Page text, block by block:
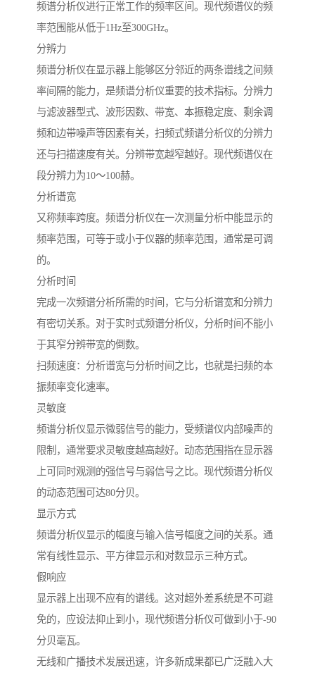
频谱分析仪进行正常工作的频率区间。现代频谱仪的频
率范围能从低于1Hz至300GHz。
分辨力
频谱分析仪在显示器上能够区分邻近的两条谱线之间频
率间隔的能力，是频谱分析仪重要的技术指标。分辨力
与滤波器型式、波形因数、带宽、本振稳定度、剩余调
频和边带噪声等因素有关，扫频式频谱分析仪的分辨力
还与扫描速度有关。分辨带宽越窄越好。现代频谱仪在
段分辨力为10～100赫。
分析谱宽
又称频率跨度。频谱分析仪在一次测量分析中能显示的
频率范围，可等于或小于仪器的频率范围，通常是可调
的。
分析时间
完成一次频谱分析所需的时间，它与分析谱宽和分辨力
有密切关系。对于实时式频谱分析仪，分析时间不能小
于其窄分辨带宽的倒数。
扫频速度：分析谱宽与分析时间之比，也就是扫频的本
振频率变化速率。
灵敏度
频谱分析仪显示微弱信号的能力，受频谱仪内部噪声的
限制，通常要求灵敏度越高越好。动态范围指在显示器
上可同时观测的强信号与弱信号之比。现代频谱分析仪
的动态范围可达80分贝。
显示方式
频谱分析仪显示的幅度与输入信号幅度之间的关系。通
常有线性显示、平方律显示和对数显示三种方式。
假响应
显示器上出现不应有的谱线。这对超外差系统是不可避
免的，应设法抑止到小，现代频谱分析仪可做到小于-90
分贝毫瓦。
无线和广播技术发展迅速，许多新成果都已广泛融入大